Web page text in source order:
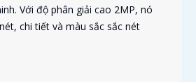
Với độ phân giải cao 2MP, nó
chi tiết và màu sắc sắc nét